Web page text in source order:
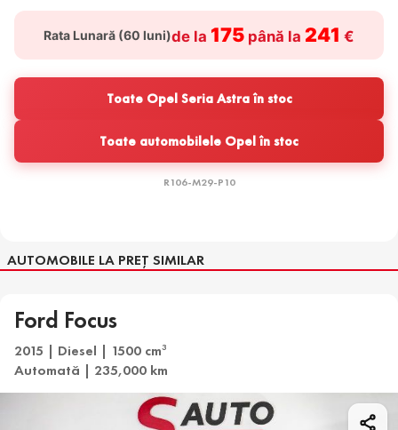
Rata Lunară (60 luni)de la 175 până la 241 €
Toate Opel Seria Astra în stoc
Toate automobilele Opel în stoc
R106-M29-P10
AUTOMOBILE LA PREȚ SIMILAR
Ford Focus
2015 | Diesel | 1500 cm3
Automată | 235,000 km